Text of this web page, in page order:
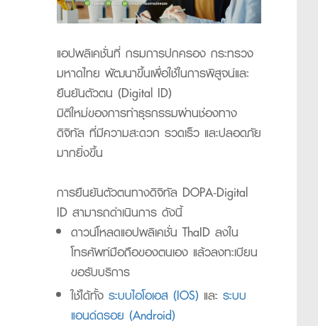
แอปพลิเคชั่นที่ กรมการปกครอง กระทรวง
มหาดไทย พัฒนาขึ้นเพื่อใช้ในการพิสูจน์และ
ยืนยันตัวตน (Digital ID)
มิติใหม่ของการทำธุรกรรมผ่านช่องทาง
ดิจิทัล ที่มีความสะดวก รวดเร็ว และปลอดภัย
มากยิ่งขึ้น
การยืนยันตัวตนทางดิจิทัล DOPA-Digital
ID สามารถดำเนินการ ดังนี้
ดาวน์โหลดแอปพลิเคชั่น ThaID ลงใน
โทรศัพท์มือถือของตนเอง แล้วลงทะเบียน
ขอรับบริการ
ใช้ได้ทั้ง ระบบไอโอเอส (IOS) และ ระบบ
แอนด์ดรอย (Android)